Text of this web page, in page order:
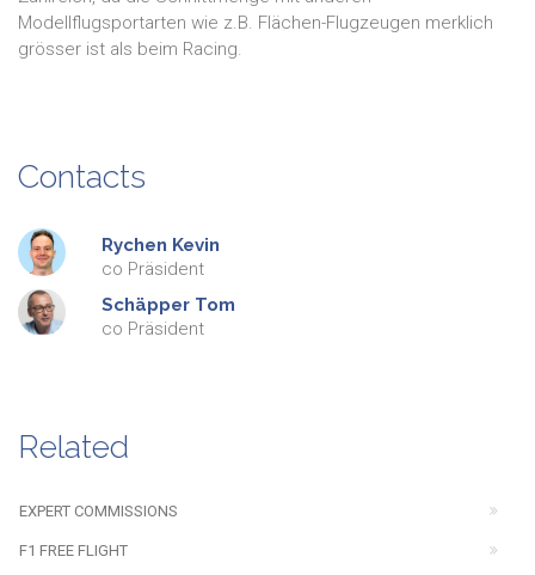
Modellflugsportarten wie z.B. Flächen-Flugzeugen merklich
grösser ist als beim Racing.
Contacts
Rychen Kevin
co Präsident
Schäpper Tom
co Präsident
Related
EXPERT COMMISSIONS
F1 FREE FLIGHT